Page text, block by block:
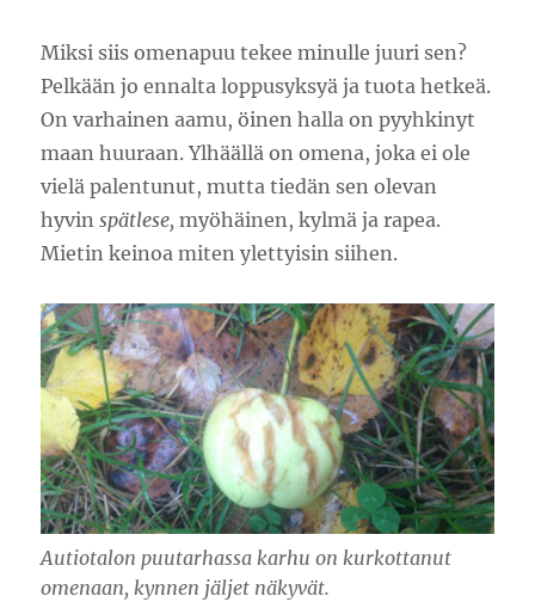
Miksi siis omenapuu tekee minulle juuri sen?
Pelkään jo ennalta loppusyksyä ja tuota hetkeä.
On varhainen aamu, öinen halla on pyyhkinyt
maan huuraan. Ylhäällä on omena, joka ei ole
vielä palentunut, mutta tiedän sen olevan
hyvinspätlese, myöhäinen, kylmä ja rapea.
Mietin keinoa miten ylettyisin siihen.
Autiotalon puutarhassa karhu on kurkottanut
omenaan, kynnen jäljet näkyvät.